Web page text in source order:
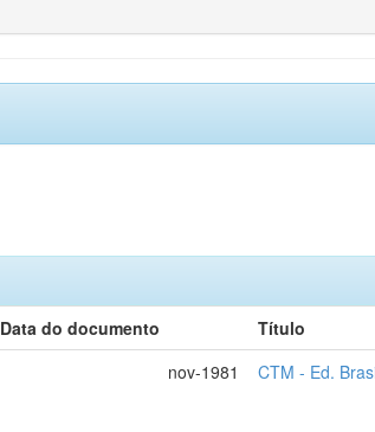
Data do documento Título
nov-1981
CTM - Ed.